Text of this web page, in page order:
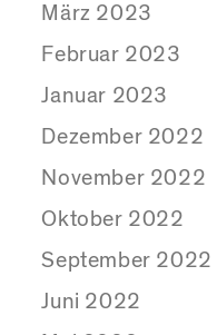
März 2023
Februar 2023
Januar 2023
Dezember 2022
November 2022
Oktober 2022
September 2022
Juni 2022